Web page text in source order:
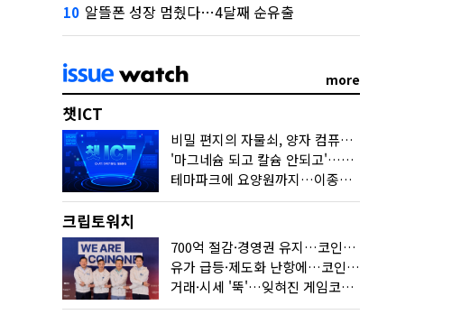
10 알뜰폰 성장 멈췄다…4달째 순유출
more
챗ICT
비밀 편지의 자물쇠, 양자 컴퓨터가 연다
'마그네슘 되고 칼슘 안되고'…다음 'AI 요약' 갈 길은
테마파크에 요양원까지…이종사업 눈독 들이는 게임사
크립토워치
700억 절감·경영권 유지…코인원의 '영리한 딜'
유가 급등·제도화 난항에…코인 또 '멈칫'
거래·시세 '뚝'…잊혀진 게임코인들